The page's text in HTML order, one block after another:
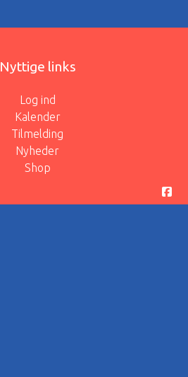
Nyttige links
Log ind
Kalender
Tilmelding
Nyheder
Shop